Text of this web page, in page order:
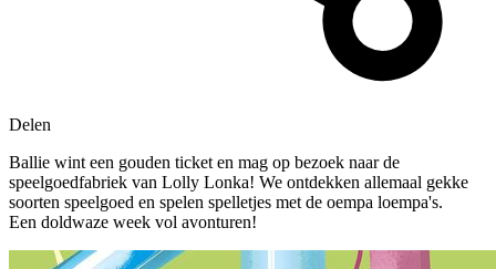
Delen
Ballie wint een gouden ticket en mag op bezoek naar de
speelgoedfabriek van Lolly Lonka! We ontdekken allemaal gekke
soorten speelgoed en spelen spelletjes met de oempa loempa's.
Een doldwaze week vol avonturen!